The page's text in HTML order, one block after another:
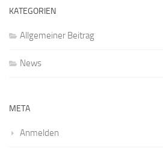
KATEGORIEN
Allgemeiner Beitrag
News
META
Anmelden